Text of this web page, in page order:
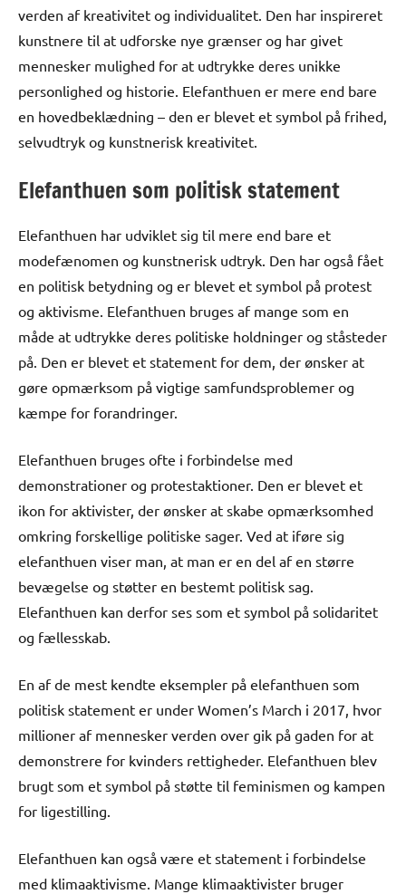
verden af kreativitet og individualitet. Den har inspireret
kunstnere til at udforske nye grænser og har givet
mennesker mulighed for at udtrykke deres unikke
personlighed og historie. Elefanthuen er mere end bare
en hovedbeklædning – den er blevet et symbol på frihed,
selvudtryk og kunstnerisk kreativitet.
Elefanthuen som politisk statement
Elefanthuen har udviklet sig til mere end bare et
modefænomen og kunstnerisk udtryk. Den har også fået
en politisk betydning og er blevet et symbol på protest
og aktivisme. Elefanthuen bruges af mange som en
måde at udtrykke deres politiske holdninger og ståsteder
på. Den er blevet et statement for dem, der ønsker at
gøre opmærksom på vigtige samfundsproblemer og
kæmpe for forandringer.
Elefanthuen bruges ofte i forbindelse med
demonstrationer og protestaktioner. Den er blevet et
ikon for aktivister, der ønsker at skabe opmærksomhed
omkring forskellige politiske sager. Ved at iføre sig
elefanthuen viser man, at man er en del af en større
bevægelse og støtter en bestemt politisk sag.
Elefanthuen kan derfor ses som et symbol på solidaritet
og fællesskab.
En af de mest kendte eksempler på elefanthuen som
politisk statement er under Women’s March i 2017, hvor
millioner af mennesker verden over gik på gaden for at
demonstrere for kvinders rettigheder. Elefanthuen blev
brugt som et symbol på støtte til feminismen og kampen
for ligestilling.
Elefanthuen kan også være et statement i forbindelse
med klimaaktivisme. Mange klimaaktivister bruger